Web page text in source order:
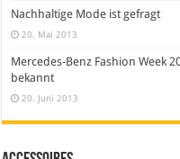
Nachhaltige Mode ist gefragt
20. Mai 2013
Mercedes-Benz Fashion Week
bekannt
20. Juni 2013